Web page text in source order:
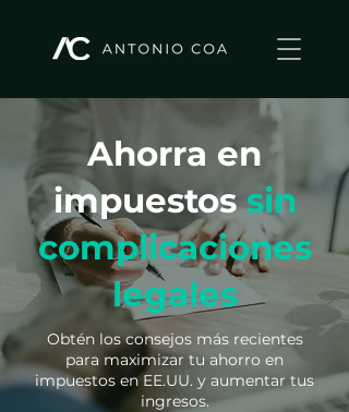
Ahorra en
impuestossin
complicaciones
legales
Obtén los consejos más recientes
para maximizar tu ahorro en
impuestos en EE.UU. y aumentar tus
ingresos.